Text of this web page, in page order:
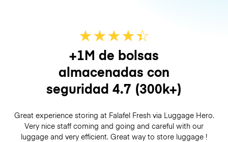
★★★★☆
★
+1M de bolsas
almacenadas con
seguridad 4.7 (300k+)
Great experience storing at Falafel Fresh via Luggage Hero.
Very nice staff coming and going and careful with our
luggage and very efficient. Great way to store luggage !